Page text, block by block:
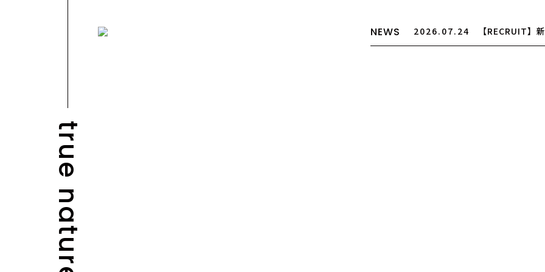
NEWS
2026.07.24
【RECRUIT】
true nature